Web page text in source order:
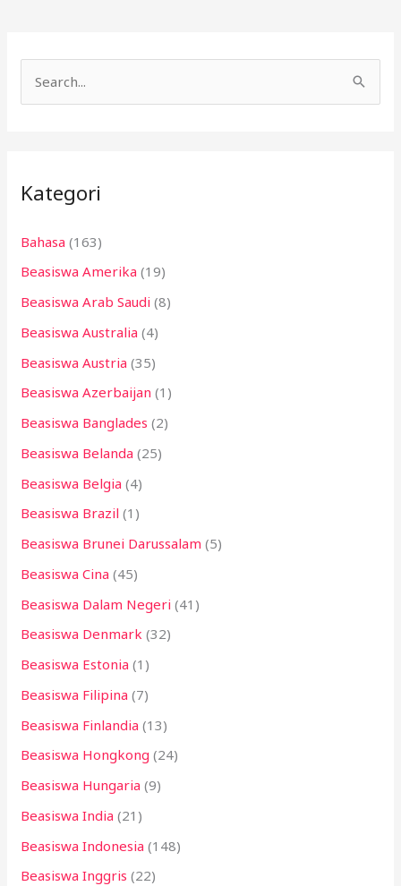
u
t
u
k
:
Kategori
Bahasa (163)
Beasiswa Amerika (19)
Beasiswa Arab Saudi (8)
Beasiswa Australia (4)
Beasiswa Austria (35)
Beasiswa Azerbaijan (1)
Beasiswa Banglades (2)
Beasiswa Belanda (25)
Beasiswa Belgia (4)
Beasiswa Brazil (1)
Beasiswa Brunei Darussalam (5)
Beasiswa Cina (45)
Beasiswa Dalam Negeri (41)
Beasiswa Denmark (32)
Beasiswa Estonia (1)
Beasiswa Filipina (7)
Beasiswa Finlandia (13)
Beasiswa Hongkong (24)
Beasiswa Hungaria (9)
Beasiswa India (21)
Beasiswa Indonesia (148)
Beasiswa Inggris (22)